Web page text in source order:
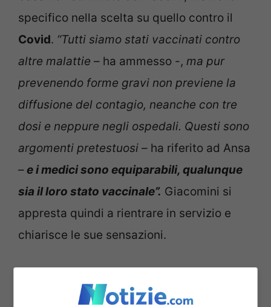
specifico nella scelta su quello contro il
Covid. “Tutti siamo stati vaccinati contro
altre malattie – ha ammesso -, ma pur
prevenendo forme gravi non previene la
diffusione del contagio, neanche con tre
dosi e neppure negli ospedali. Questi sono
argomenti pretestuosi – ha riferito ad Ansa
–e i medici sono equiparabili, qualunque
sia il loro stato vaccinale”. Giacomini si
appresta quindi a rientrare in servizio e
chiarisce le sue sensazioni.
a lavorare: “Si discriminano